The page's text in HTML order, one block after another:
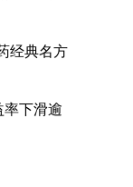
经典名方
率下滑逾